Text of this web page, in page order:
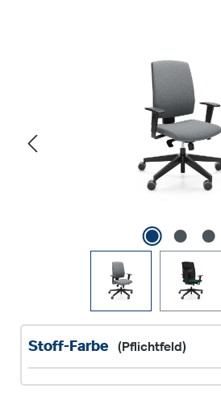
Stoff-Farbe (Pflichtfeld)